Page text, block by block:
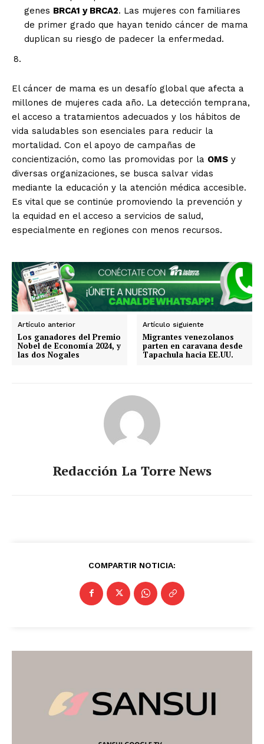
Aguascalientes Baja California
Baja California Sur Campeche
Chiapas
Chihuahua
Ciudad de México Coahuila
Guanajuato
Tlaxcala Tamaulipas Tabasco
Sonora
Sinaloa
San Luis Potosí Quintana Roo
Querétaro Puebla Oaxaca
Nuevo León
Nayarit
Morelos
genes BRCA1 y BRCA2. Las mujeres con familiares
de primer grado que hayan tenido cáncer de mama
duplican su riesgo de padecer la enfermedad.
El cáncer de mama es un desafío global que afecta a
millones de mujeres cada año. La detección temprana,
el acceso a tratamientos adecuados y los hábitos de
vida saludables son esenciales para reducir la
mortalidad. Con el apoyo de campañas de
concientización, como las promovidas por la OMS y
diversas organizaciones, se busca salvar vidas
mediante la educación y la atención médica accesible.
Es vital que se continúe promoviendo la prevención y
la equidad en el acceso a servicios de salud,
especialmente en regiones con menos recursos.
Artículo anterior
Los ganadores del Premio
Nobel de Economía 2024, y
las dos Nogales
Artículo siguiente
Migrantes venezolanos
parten en caravana desde
Tapachula hacia EE.UU.
Redacción La Torre News
COMPARTIR NOTICIA: